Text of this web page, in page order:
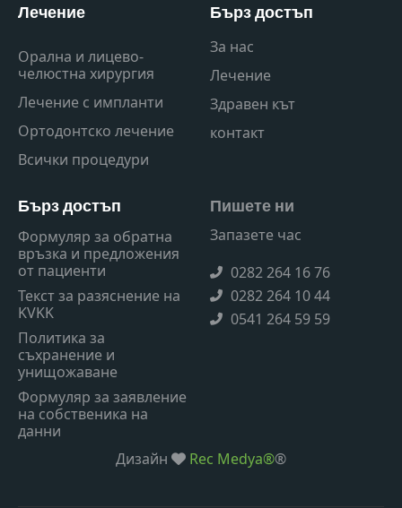
Лечение
Орална и лицево-
челюстна хирургия
Лечение с импланти
Ортодонтско лечение
Всички процедури
Бърз достъп
За нас
Лечение
Здравен кът
контакт
Бърз достъп
Формуляр за обратна
връзка и предложения
от пациенти
Текст за разяснение на
KVKK
Политика за
съхранение и
унищожаване
Формуляр за заявление
на собственика на
данни
Пишете ни
Запазете час
0282 264 16 76
0282 264 10 44
0541 264 59 59
Дизайн Rec Medya®®